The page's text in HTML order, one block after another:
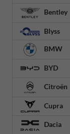
Bentley
Blyss
BMW
BYD
Citroën
Cupra
Dacia